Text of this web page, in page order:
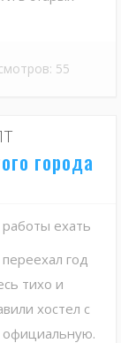
55
города
ехать
год
тихо и
хостел с